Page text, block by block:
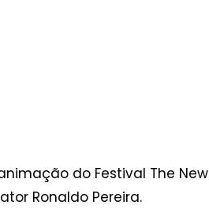
do Festival The New
Ronaldo Pereira.